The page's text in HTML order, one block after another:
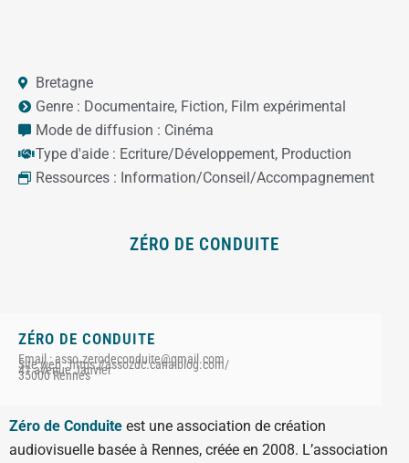
Bretagne
Genre : Documentaire, Fiction, Film expérimental
Mode de diffusion : Cinéma
Type d'aide : Ecriture/Développement, Production
Ressources : Information/Conseil/Accompagnement
ZÉRO DE CONDUITE
ZÉRO DE CONDUITE
Email : asso.zerodeconduite@gmail.com
Site web : https://assozdc.canalblog.com/
41 avenue Janvier
35000 Rennes
Zéro de Conduite est une association de création
audiovisuelle basée à Rennes, créée en 2008. L’association